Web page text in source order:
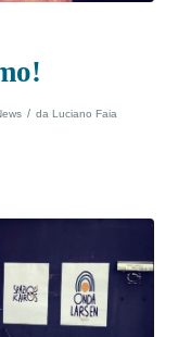
/ da Luciano Faia